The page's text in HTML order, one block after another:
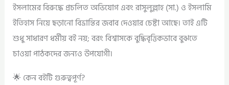
ইসলামের বিরুদ্ধে প্রচলিত অভিযোগ এবং রাসুলুল্লাহ (সা.) ও ইসলামি
ইতিহাস নিয়ে ছড়ানো বিভ্রান্তির জবাব দেওয়ার চেষ্টা আছে। তাই এটি
শুধু সাধারণ ধর্মীয় বই নয়; বরং বিশ্বাসকে বুদ্ধিবৃত্তিকভাবে বুঝতে
চাওয়া পাঠকদের জন্যও উপযোগী।
🌟 কেন বইটি গুরুত্বপূর্ণ?